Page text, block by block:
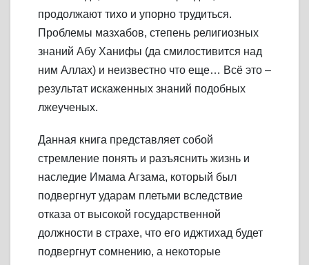
продолжают тихо и упорно трудиться.
Проблемы мазхабов, степень религиозных
знаний Абу Ханифы (да смилостивится над
ним Аллах) и неизвестно что еще… Всё это –
результат искаженных знаний подобных
лжеученых.
Данная книга представляет собой
стремление понять и разъяснить жизнь и
наследие Имама Агзама, который был
подвергнут ударам плетьми вследствие
отказа от высокой государственной
должности в страхе, что его иджтихад будет
подвергнут сомнению, а некоторые